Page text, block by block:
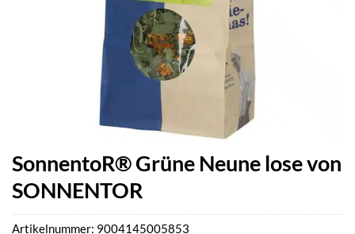
SonnentoR® Grüne Neune lose von
SONNENTOR
Artikelnummer: 9004145005853